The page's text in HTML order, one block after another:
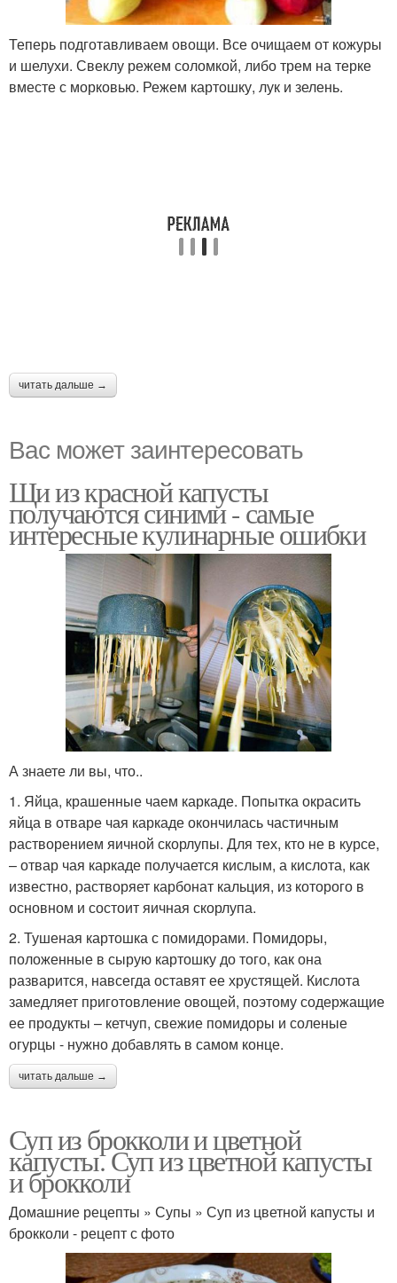
Теперь подготавливаем овощи. Все очищаем от кожуры
и шелухи. Свеклу режем соломкой, либо трем на терке
вместе с морковью. Режем картошку, лук и зелень.
читать дальше →
Вас может заинтересовать
Щи из красной капусты
получаются синими - самые
интересные кулинарные ошибки
А знаете ли вы, что..
1. Яйца, крашенные чаем каркаде. Попытка окрасить
яйца в отваре чая каркаде окончилась частичным
растворением яичной скорлупы. Для тех, кто не в курсе,
– отвар чая каркаде получается кислым, а кислота, как
известно, растворяет карбонат кальция, из которого в
основном и состоит яичная скорлупа.
2. Тушеная картошка с помидорами. Помидоры,
положенные в сырую картошку до того, как она
разварится, навсегда оставят ее хрустящей. Кислота
замедляет приготовление овощей, поэтому содержащие
ее продукты – кетчуп, свежие помидоры и соленые
огурцы - нужно добавлять в самом конце.
читать дальше →
Суп из брокколи и цветной
капусты. Суп из цветной капусты
и брокколи
Домашние рецепты » Супы » Суп из цветной капусты и
брокколи - рецепт с фото